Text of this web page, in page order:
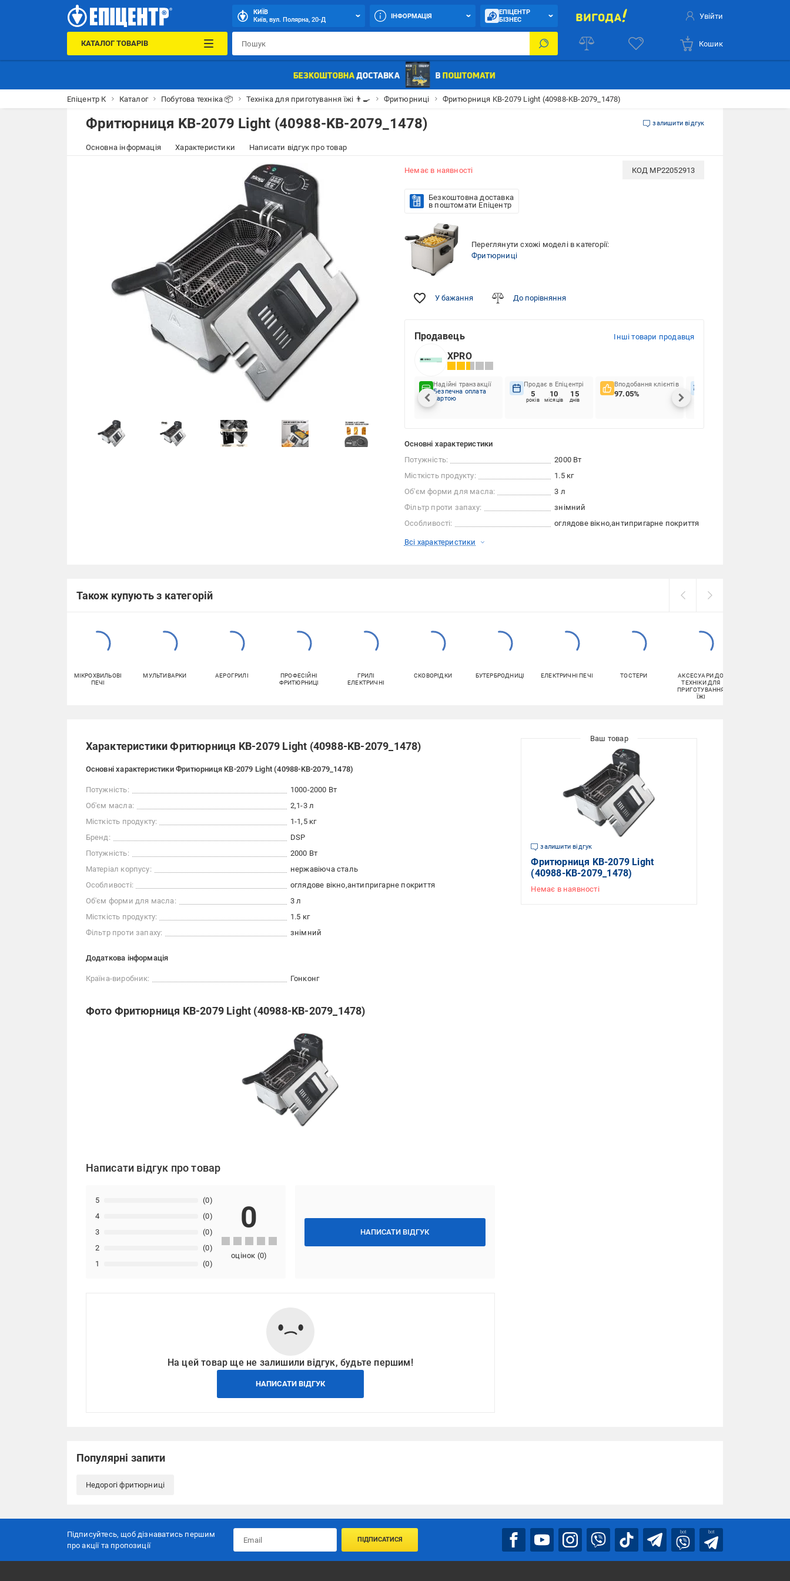
КИЇВ
Київ, вул. Полярна, 20-Д
ІНФОРМАЦІЯ
ЕПІЦЕНТР
БІЗНЕС
Увійти
КАТАЛОГ ТОВАРІВ Кошик
Епіцентр К Каталог Побутова техніка 📦 Техніка для приготування їжі 👨‍🍳 Фритюрниці Фритюрниця KB-2079 Light (40988-KB-2079_1478)
Фритюрниця KB-2079 Light (40988-KB-2079_1478) залишити відгук
Основна інформація Характеристики Написати відгук про товар
Немає в наявності КОД MP22052913
Безкоштовна доставка
в поштомати Епіцентр
Переглянути схожі моделі в категорії:
Фритюрниці
У бажання До порівняння
Продавець Інші товари продавця
XPRO
Надійні транзакції
Безпечна оплата
картою
Продає в Епіцентрі
5
років
10
місяців
15
днів
Вподобання клієнтів
97.05%
Основні характеристики
Потужність:
2000 Вт
Місткість продукту:
1.5 кг
Об'єм форми для масла:
3 л
Фільтр проти запаху:
знімний
Особливості:
оглядове вікно антипригарне покриття
Всі характеристики
Також купують з категорій
МІКРОХВИЛЬОВІ
ПЕЧІ
МУЛЬТИВАРКИ АЕРОГРИЛІ
ПРОФЕСІЙНІ
ФРИТЮРНИЦІ
ГРИЛІ
ЕЛЕКТРИЧНІ
СКОВОРІДКИ БУТЕРБРОДНИЦІ ЕЛЕКТРИЧНІ ПЕЧІ ТОСТЕРИ
АКСЕСУАРИ ДО
ТЕХНІКИ ДЛЯ
ПРИГОТУВАННЯ
ЇЖІ
Характеристики Фритюрниця KB-2079 Light (40988-KB-2079_1478)
Основні характеристики Фритюрниця KB-2079 Light (40988-KB-2079_1478)
Потужність:
1000-2000 Вт
Об'єм масла:
2,1-3 л
Місткість продукту:
1-1,5 кг
Бренд:
DSP
Потужність:
2000 Вт
Матеріал корпусу:
нержавіюча сталь
Особливості:
оглядове вікно антипригарне покриття
Об'єм форми для масла:
3 л
Місткість продукту:
1.5 кг
Фільтр проти запаху:
знімний
Додаткова інформація
Країна-виробник: Гонконг
Фото Фритюрниця KB-2079 Light (40988-KB-2079_1478)
Написати відгук про товар
НАПИСАТИ ВІДГУК
1 (0)
2 (0)
3 (0)
4 (0)
5 (0)
0
оцінок (0)
На цей товар ще не залишили відгук, будьте першим!
НАПИСАТИ ВІДГУК
залишити відгук
Фритюрниця KB-2079 Light
(40988-KB-2079_1478)
Немає в наявності
Популярні запити
Недорогі фритюрниці
Підписуйтесь, щоб дізнаватись першим
про акції та пропозиції
ПІДПИСАТИСЯ
bot bot